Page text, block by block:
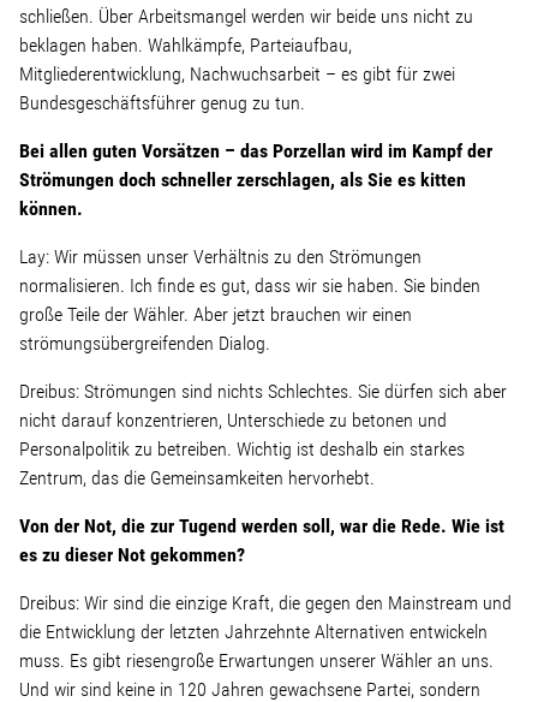
schließen. Über Arbeitsmangel werden wir beide uns nicht zu
beklagen haben. Wahlkämpfe, Parteiaufbau,
Mitgliederentwicklung, Nachwuchsarbeit – es gibt für zwei
Bundesgeschäftsführer genug zu tun.
Bei allen guten Vorsätzen – das Porzellan wird im Kampf der
Strömungen doch schneller zerschlagen, als Sie es kitten
können.
Lay: Wir müssen unser Verhältnis zu den Strömungen
normalisieren. Ich finde es gut, dass wir sie haben. Sie binden
große Teile der Wähler. Aber jetzt brauchen wir einen
strömungsübergreifenden Dialog.
Dreibus: Strömungen sind nichts Schlechtes. Sie dürfen sich aber
nicht darauf konzentrieren, Unterschiede zu betonen und
Personalpolitik zu betreiben. Wichtig ist deshalb ein starkes
Zentrum, das die Gemeinsamkeiten hervorhebt.
Von der Not, die zur Tugend werden soll, war die Rede. Wie ist
es zu dieser Not gekommen?
Dreibus: Wir sind die einzige Kraft, die gegen den Mainstream und
die Entwicklung der letzten Jahrzehnte Alternativen entwickeln
muss. Es gibt riesengroße Erwartungen unserer Wähler an uns.
Und wir sind keine in 120 Jahren gewachsene Partei, sondern